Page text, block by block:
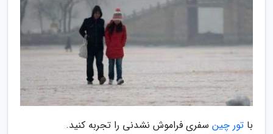
با تور چین سفری فراموش نشدنی را تجربه کنید.